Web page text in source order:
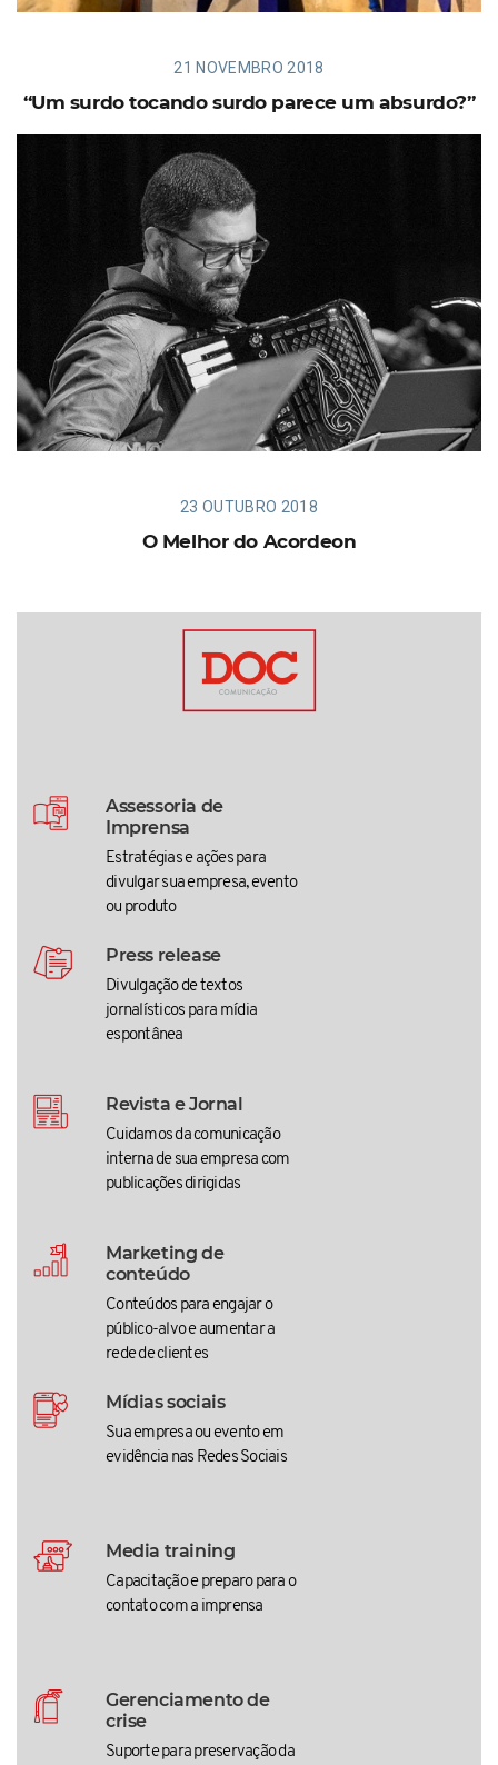
21 NOVEMBRO 2018
“Um surdo tocando surdo parece um absurdo?”
23 OUTUBRO 2018
O Melhor do Acordeon
Assessoria de
Imprensa
Estratégias e ações para
divulgar sua empresa, evento
ou produto
Press release
Divulgação de textos
jornalísticos para mídia
espontânea
Revista e Jornal
Cuidamos da comunicação
interna de sua empresa com
publicações dirigidas
Marketing de
conteúdo
Conteúdos para engajar o
público-alvo e aumentar a
rede de clientes
Mídias sociais
Sua empresa ou evento em
evidência nas Redes Sociais
Media training
Capacitação e preparo para o
contato com a imprensa
Gerenciamento de
crise
Suporte para preservação da